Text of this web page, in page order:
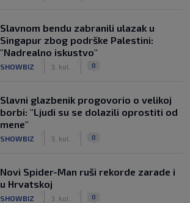
Slavnom bendu zabranili ulazak u
Singapur zbog podrške Palestini:
"Nadrealno iskustvo"
SHOWBIZ 3. kol. 0
Slavni glazbenik progovorio o velikoj
borbi: "Ljudi su se dolazili oprostiti od
mene"
SHOWBIZ 3. kol. 0
Novi Spider-Man ruši rekorde zarade i
u Hrvatskoj
SHOWBIZ 3. kol. 0